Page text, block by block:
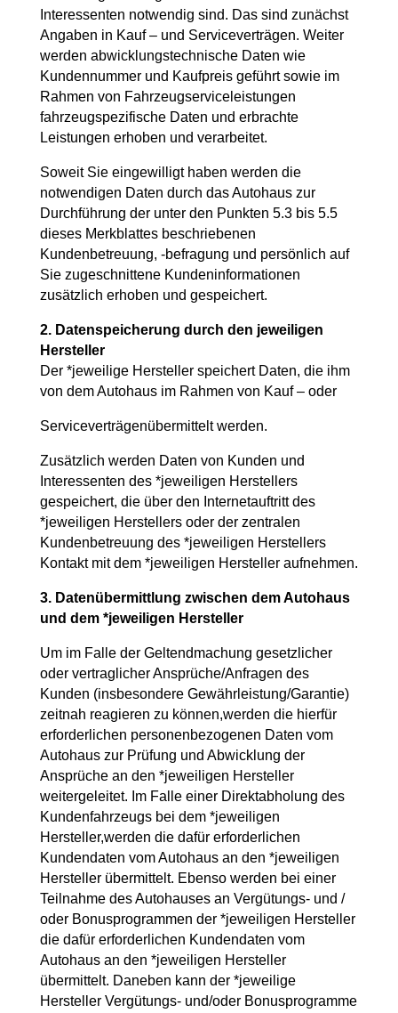
Interessenten notwendig sind. Das sind zunächst
Angaben in Kauf – und Serviceverträgen. Weiter
werden abwicklungstechnische Daten wie
Kundennummer und Kaufpreis geführt sowie im
Rahmen von Fahrzeugserviceleistungen
fahrzeugspezifische Daten und erbrachte
Leistungen erhoben und verarbeitet.
Soweit Sie eingewilligt haben werden die
notwendigen Daten durch das Autohaus zur
Durchführung der unter den Punkten 5.3 bis 5.5
dieses Merkblattes beschriebenen
Kundenbetreuung, -befragung und persönlich auf
Sie zugeschnittene Kundeninformationen
zusätzlich erhoben und gespeichert.
2. Datenspeicherung durch den jeweiligen
Hersteller
Der *jeweilige Hersteller speichert Daten, die ihm
von dem Autohaus im Rahmen von Kauf – oder
Serviceverträgenübermittelt werden.
Zusätzlich werden Daten von Kunden und
Interessenten des *jeweiligen Herstellers
gespeichert, die über den Internetauftritt des
*jeweiligen Herstellers oder der zentralen
Kundenbetreuung des *jeweiligen Herstellers
Kontakt mit dem *jeweiligen Hersteller aufnehmen.
3. Datenübermittlung zwischen dem Autohaus
und dem *jeweiligen Hersteller
Um im Falle der Geltendmachung gesetzlicher
oder vertraglicher Ansprüche/Anfragen des
Kunden (insbesondere Gewährleistung/Garantie)
zeitnah reagieren zu können,werden die hierfür
erforderlichen personenbezogenen Daten vom
Autohaus zur Prüfung und Abwicklung der
Ansprüche an den *jeweiligen Hersteller
weitergeleitet. Im Falle einer Direktabholung des
Kundenfahrzeugs bei dem *jeweiligen
Hersteller,werden die dafür erforderlichen
Kundendaten vom Autohaus an den *jeweiligen
Hersteller übermittelt. Ebenso werden bei einer
Teilnahme des Autohauses an Vergütungs- und /
oder Bonusprogrammen der *jeweiligen Hersteller
die dafür erforderlichen Kundendaten vom
Autohaus an den *jeweiligen Hersteller
übermittelt. Daneben kann der *jeweilige
Hersteller Vergütungs- und/oder Bonusprogramme